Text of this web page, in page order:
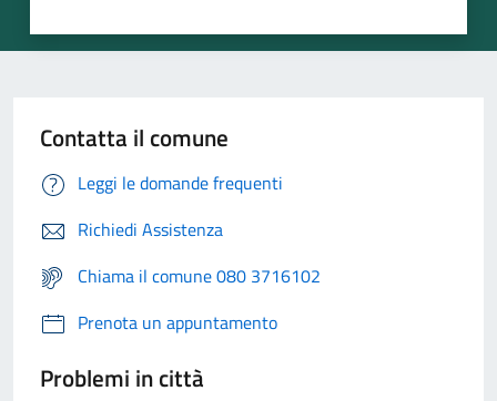
Contatta il comune
Leggi le domande frequenti
Richiedi Assistenza
Chiama il comune 080 3716102
Prenota un appuntamento
Problemi in città